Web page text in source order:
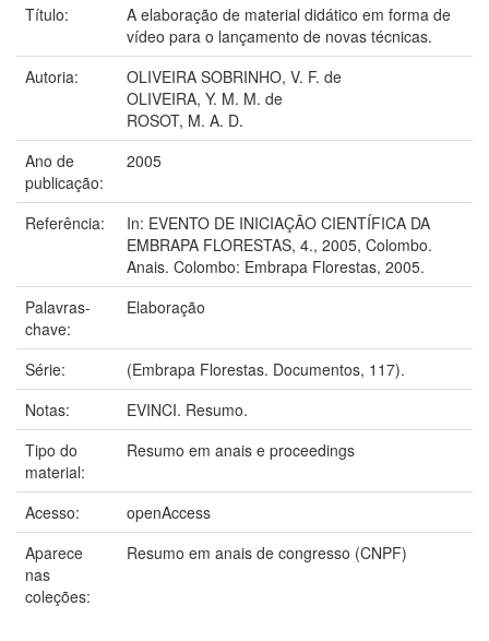
Título:
A elaboração de material didático em forma de
vídeo para o lançamento de novas técnicas.
Autoria:
OLIVEIRA SOBRINHO, V. F. de
OLIVEIRA, Y. M. M. de
ROSOT, M. A. D.
Ano de
publicação:
2005
Referência:
In: EVENTO DE INICIAÇÃO CIENTÍFICA DA
EMBRAPA FLORESTAS, 4., 2005, Colombo.
Anais. Colombo: Embrapa Florestas, 2005.
Palavras-
chave:
Elaboração
Série:
(Embrapa Florestas. Documentos, 117).
Notas:
EVINCI. Resumo.
Tipo do
material:
Resumo em anais e proceedings
Acesso:
openAccess
Aparece
nas
coleções:
Resumo em anais de congresso (CNPF)